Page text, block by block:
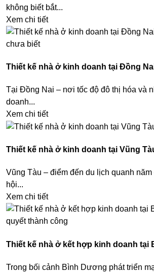
không biết bắt...
Xem chi tiết
Thiết kế nhà ở kinh doanh tại Đồng
Tại Đồng Nai – nơi tốc độ đô thị hóa và
doanh...
Xem chi tiết
Thiết kế nhà ở kinh doanh tại Vũng
Vũng Tàu – điểm đến du lịch quanh
hội...
Xem chi tiết
Thiết kế nhà ở kết hợp kinh doanh tại
Trong bối cảnh Bình Dương phát triển